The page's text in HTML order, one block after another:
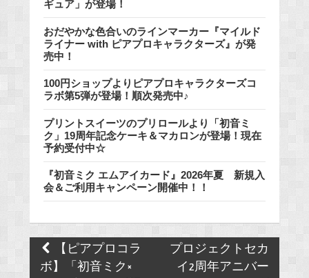
ギュア」が登場！
おだやかな色合いのラインマーカー『マイルド
ライナー with ピアプロキャラクターズ』が発
売中！
100円ショップよりピアプロキャラクターズコ
ラボ第5弾が登場！順次発売中♪
プリントスイーツのプリロールより「初音ミ
ク」19周年記念ケーキ＆マカロンが登場！現在
予約受付中☆
『初音ミク エムアイカード』2026年夏 新規入
会＆ご利用キャンペーン開催中！！
Post
navigation
【ピアプロコラ
ボ】「初音ミク×
プロジェクトセカ
イ2周年アニバー